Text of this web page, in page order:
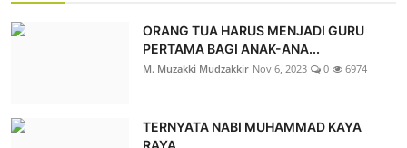
ORANG TUA HARUS MENJADI GURU
PERTAMA BAGI ANAK-ANA...
M. Muzakki Mudzakkir Nov 6, 2023 0 6974
TERNYATA NABI MUHAMMAD KAYA